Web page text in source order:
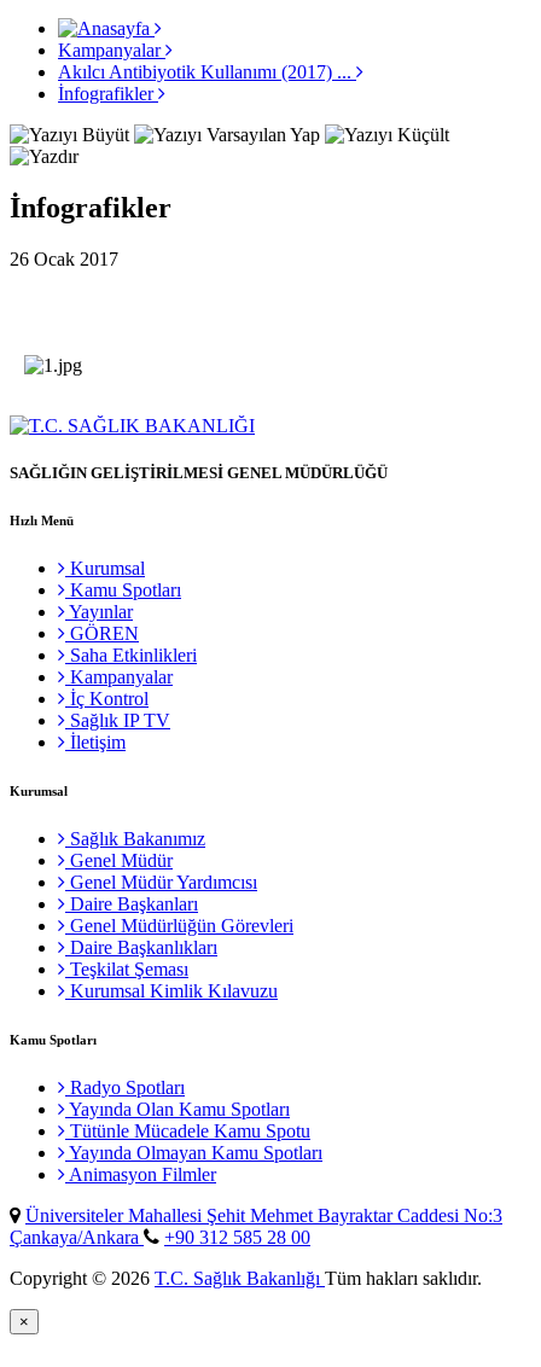
Kampanyalar
Akılcı Antibiyotik Kullanımı (2017) ...
İnfografikler
İnfografikler
26 Ocak 2017
SAĞLIĞIN GELİŞTİRİLMESİ GENEL MÜDÜRLÜĞÜ
Hızlı Menü
Kurumsal
Kamu Spotları
Yayınlar
GÖREN
Saha Etkinlikleri
Kampanyalar
İç Kontrol
Sağlık IP TV
İletişim
Kurumsal
Sağlık Bakanımız
Genel Müdür
Genel Müdür Yardımcısı
Daire Başkanları
Genel Müdürlüğün Görevleri
Daire Başkanlıkları
Teşkilat Şeması
Kurumsal Kimlik Kılavuzu
Kamu Spotları
Radyo Spotları
Yayında Olan Kamu Spotları
Tütünle Mücadele Kamu Spotu
Yayında Olmayan Kamu Spotları
Animasyon Filmler
Üniversiteler Mahallesi Şehit Mehmet Bayraktar Caddesi No:3
Çankaya/Ankara
+90 312 585 28 00
Copyright © 2026 T.C. Sağlık Bakanlığı Tüm hakları saklıdır.
×